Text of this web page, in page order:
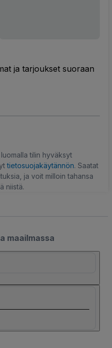
ja tarjoukset suoraan
tilin hyväksyt
tietosuojakäytännön. Saatat
ja voit milloin tahansa
niistä.
maailmassa